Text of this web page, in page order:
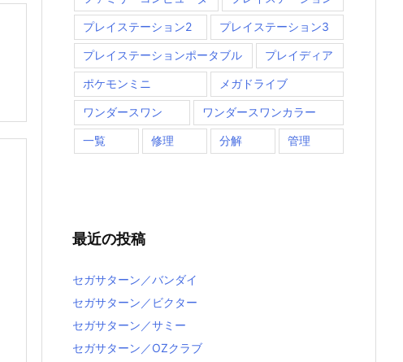
プレイステーション2 プレイステーション3
プレイステーションポータブル プレイディア
ポケモンミニ メガドライブ
ワンダースワン ワンダースワンカラー
一覧 修理 分解 管理
最近の投稿
セガサターン／バンダイ
セガサターン／ビクター
セガサターン／サミー
セガサターン／OZクラブ